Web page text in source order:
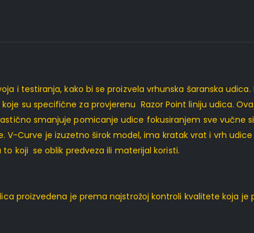
i testiranja, kako bi se proizvela vrhunska šaranska
su specifične za provjerenu Razor Point liniju udica.
smanjuje pomicanje udice fokusiranjem sve vučne
Curve je izuzetno širok model, ima kratak vrat i vrh
koji se oblik predveza ili materijal koristi.
proizvedena je prema najstrožoj kontroli kvalitete koja